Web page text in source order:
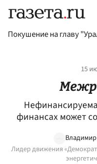
Покушение на главу
15
финансах может
Лидер движения